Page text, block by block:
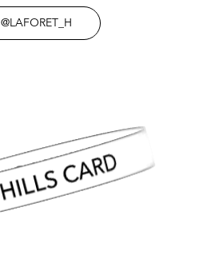
@LAFORET_H
HILLS APP/HILLS CARD